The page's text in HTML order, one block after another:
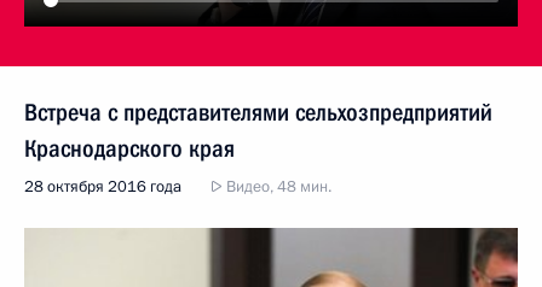
Встреча с представителями сельхозпредприятий
Краснодарского края
28 октября 2016 года Видео, 48 мин.